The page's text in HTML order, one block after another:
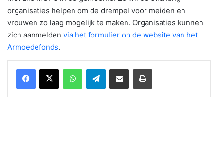
organisaties helpen om de drempel voor meiden en
vrouwen zo laag mogelijk te maken. Organisaties kunnen
zich aanmelden via het formulier op de website van het
Armoedefonds.
WhatsAppTelegramDelen via Email Print